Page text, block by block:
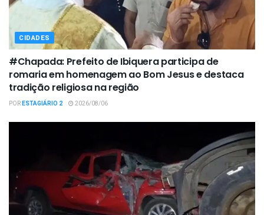
CIDADES
#Chapada: Prefeito de Ibiquera participa de
romaria em homenagem ao Bom Jesus e destaca
tradição religiosa na região
PORESTAGIÁRIO 2 2026/08/06